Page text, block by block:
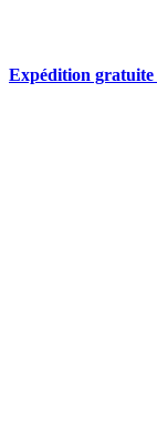
Expédition gratuite